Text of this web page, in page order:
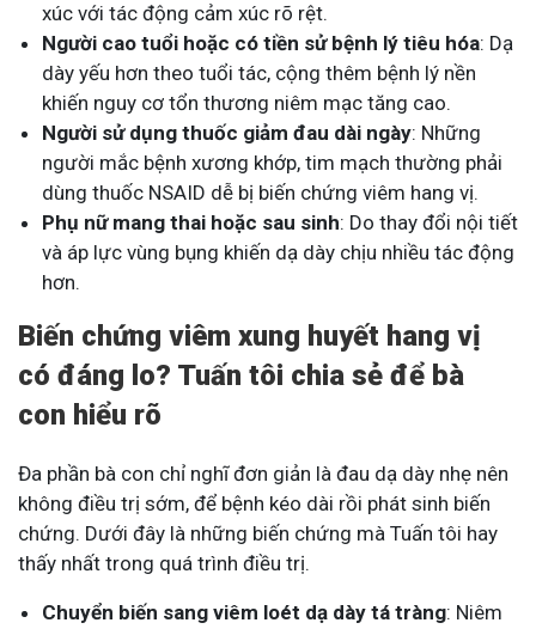
xúc với tác động cảm xúc rõ rệt.
Người cao tuổi hoặc có tiền sử bệnh lý tiêu hóa: Dạ
dày yếu hơn theo tuổi tác, cộng thêm bệnh lý nền
khiến nguy cơ tổn thương niêm mạc tăng cao.
Người sử dụng thuốc giảm đau dài ngày: Những
người mắc bệnh xương khớp, tim mạch thường phải
dùng thuốc NSAID dễ bị biến chứng viêm hang vị.
Phụ nữ mang thai hoặc sau sinh: Do thay đổi nội tiết
và áp lực vùng bụng khiến dạ dày chịu nhiều tác động
hơn.
Biến chứng viêm xung huyết hang vị
có đáng lo? Tuấn tôi chia sẻ để bà
con hiểu rõ
Đa phần bà con chỉ nghĩ đơn giản là đau dạ dày nhẹ nên
không điều trị sớm, để bệnh kéo dài rồi phát sinh biến
chứng. Dưới đây là những biến chứng mà Tuấn tôi hay
thấy nhất trong quá trình điều trị.
Chuyển biến sang viêm loét dạ dày tá tràng: Niêm